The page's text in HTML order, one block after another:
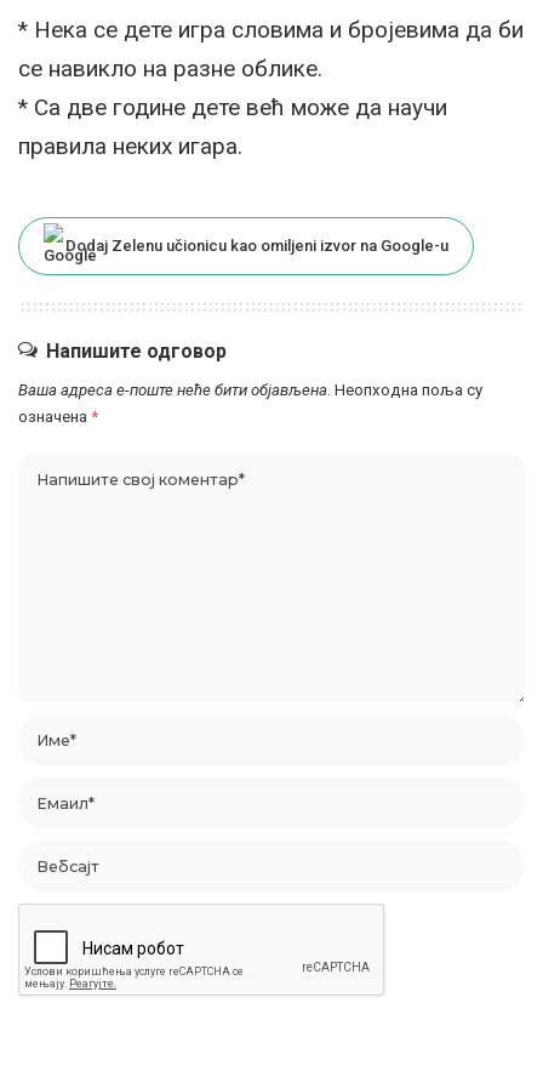
* Нека се дете игра словима и бројевима да би
се навикло на разне облике.
* Са две године дете већ може да научи
правила неких игара.
Dodaj Zelenu učionicu kao omiljeni izvor na Google-u
Напишите одговор
Ваша адреса е-поште неће бити објављена. Неопходна поља су
означена *